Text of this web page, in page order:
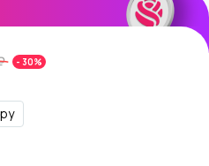
- 30%
доступны по
экземпляров может
В комплект поставки